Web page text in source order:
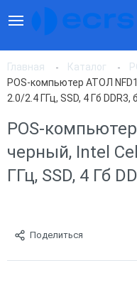
Главная Каталог
POS-компьютер АТОЛ
2.0/2.4 ГГц, SSD, 4 Гб DDR3,
POS-
черный, Intel
ГГц, SSD, 4 Гб
Поделиться